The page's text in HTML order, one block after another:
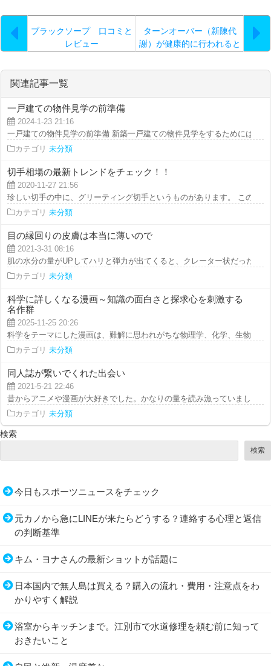
ブラックソープ 口コミと
レビュー
ターンオーバー（新陳代
謝）が健康的に行われると
関連記事一覧
一戸建ての物件見学の前準備
2024-1-23 21:16
一戸建ての物件見学の前準備 新築一戸建ての物件見学をするためには、
カテゴリ 未分類
切手相場の最新トレンドをチェック！！
2020-11-27 21:56
珍しい切手の中に、グリーティング切手というものがあります。 この切
カテゴリ 未分類
目の縁回りの皮膚は本当に薄いので
2021-3-31 08:16
肌の水分の量がUPしてハリと弾力が出てくると、クレーター状だった毛
カテゴリ 未分類
科学に詳しくなる漫画～知識の面白さと探求心を刺激する
名作群
2025-11-25 20:26
科学をテーマにした漫画は、難解に思われがちな物理学、化学、生物学、
カテゴリ 未分類
同人誌が繋いでくれた出会い
2021-5-21 22:46
昔からアニメや漫画が大好きでした。かなりの量を読み漁っていました。
カテゴリ 未分類
検索
検索
今日もスポーツニュースをチェック
元カノから急にLINEが来たらどうする？連絡する心理と返信
の判断基準
キム・ヨナさんの最新ショットが話題に
日本国内で無人島は買える？購入の流れ・費用・注意点をわ
かりやすく解説
浴室からキッチンまで。江別市で水道修理を頼む前に知って
おきたいこと